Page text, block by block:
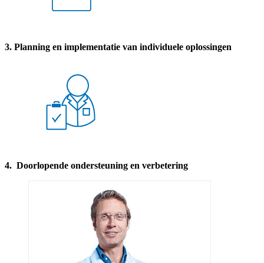
3. Planning en implementatie van individuele oplossingen
4. Doorlopende ondersteuning en verbetering